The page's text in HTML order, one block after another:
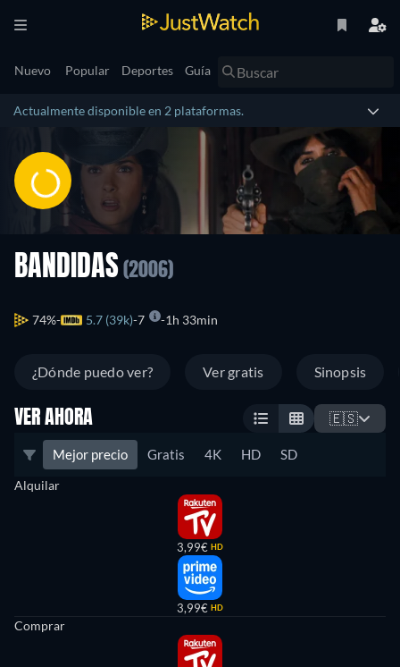
Nuevo Popular Deportes Guía
Actualmente disponible en 2 plataformas.
BANDIDAS (2006)
74% 5.7 (39k) 7 1h 33min
¿Dónde puedo ver? Ver gratis Sinopsis
VER AHORA 🇪🇸
Mejor precio Gratis 4K HD SD
Alquilar
3,99€ HD
3,99€ HD
Comprar